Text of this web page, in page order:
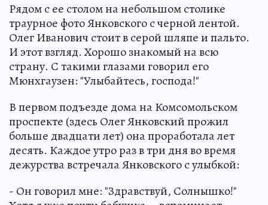
Рядом с ее столом на небольшом столике
траурное фото Янковского с черной лентой.
Олег Иванович стоит в серой шляпе и пальто.
И этот взгляд. Хорошо знакомый на всю
страну. С такими глазами говорил его
Мюнхгаузен: "Улыбайтесь, господа!"
В первом подъезде дома на Комсомольском
проспекте (здесь Олег Янковский прожил
больше двадцати лет) она проработала лет
десять. Каждое утро раз в три дня во время
дежурства встречала Янковского с улыбкой:
- Он говорил мне: "Здравствуй, Солнышко!"